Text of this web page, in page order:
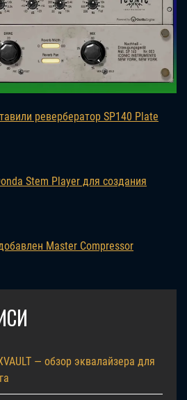
ревербератор SP140 Plate
Stem Player для создания
Master Compressor
— обзор эквалайзера для